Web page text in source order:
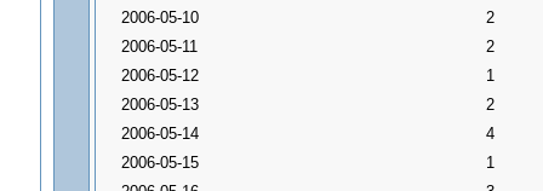
2006-05-10
2
2006-05-11
2
2006-05-12
1
2006-05-13
2
2006-05-14
4
2006-05-15
1